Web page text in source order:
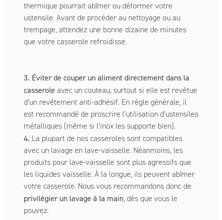
thermique pourrait abîmer ou déformer votre
ustensile. Avant de procéder au nettoyage ou au
trempage, attendez une bonne dizaine de minutes
que votre casserole refroidisse.
3. Éviter de couper un aliment directement dans la
casserole avec un couteau, surtout si elle est revêtue
d’un revêtement anti-adhésif. En règle générale, il
est recommandé de proscrire l’utilisation d’ustensiles
métalliques (même si l’inox les supporte bien).
4. La plupart de nos casseroles sont compatibles
avec un lavage en lave-vaisselle. Néanmoins, les
produits pour lave-vaisselle sont plus agressifs que
les liquides vaisselle. À la longue, ils peuvent abîmer
votre casserole. Nous vous recommandons donc de
privilégier un lavage à la main , dès que vous le
pouvez.